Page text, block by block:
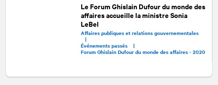
Le Forum Ghislain Dufour du monde des
affaires accueille la ministre Sonia
LeBel
Affaires publiques et relations gouvernementales
|
Événements passés |
Forum Ghislain Dufour du monde des affaires - 2020